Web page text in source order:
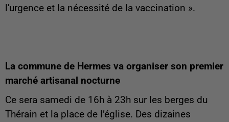
l'urgence et la nécessité de la vaccination ».
La commune de Hermes va organiser son premier
marché artisanal nocturne
Ce sera samedi de 16h à 23h sur les berges du
Thérain et la place de l’église. Des dizaines